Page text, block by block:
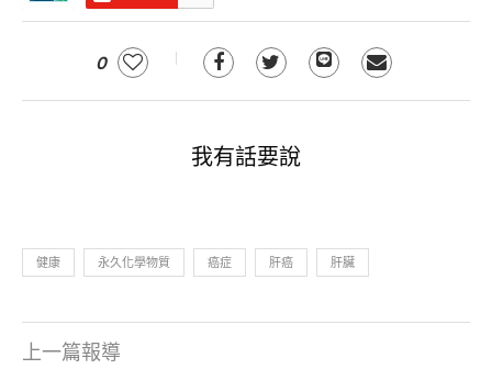
0
我有話要說
健康 永久化學物質 癌症 肝癌 肝臟
上一篇報導